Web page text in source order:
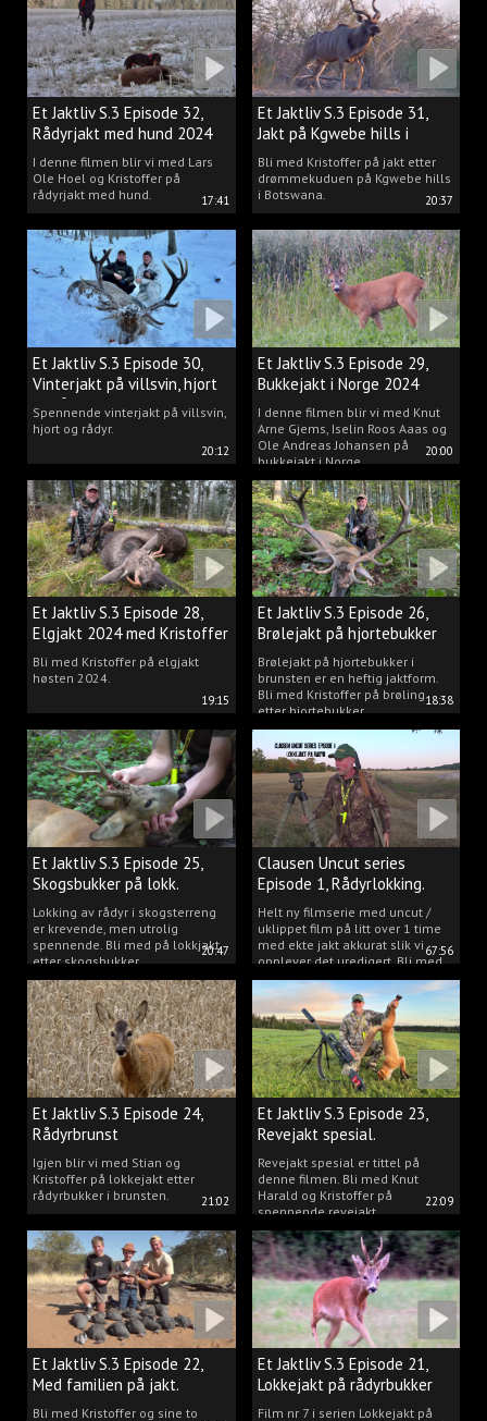
17:41
Et Jaktliv S.3 Episode 32,
Rådyrjakt med hund 2024
I denne filmen blir vi med Lars
Ole Hoel og Kristoffer på
rådyrjakt med hund.
20:37
Et Jaktliv S.3 Episode 31,
Jakt på Kgwebe hills i
Botswana
Bli med Kristoffer på jakt etter
drømmekuduen på Kgwebe hills
i Botswana.
20:12
Et Jaktliv S.3 Episode 30,
Vinterjakt på villsvin, hjort
og rådyr.
Spennende vinterjakt på villsvin,
hjort og rådyr.
20:00
Et Jaktliv S.3 Episode 29,
Bukkejakt i Norge 2024
I denne filmen blir vi med Knut
Arne Gjems, Iselin Roos Aaas og
Ole Andreas Johansen på
bukkejakt i Norge.
19:15
Et Jaktliv S.3 Episode 28,
Elgjakt 2024 med Kristoffer
Clausen
Bli med Kristoffer på elgjakt
høsten 2024.
18:38
Et Jaktliv S.3 Episode 26,
Brølejakt på hjortebukker
med Kristoffer Clausen
Brølejakt på hjortebukker i
brunsten er en heftig jaktform.
Bli med Kristoffer på brøling
etter hjortebukker.
20:47
Et Jaktliv S.3 Episode 25,
Skogsbukker på lokk.
Lokking av rådyr i skogsterreng
er krevende, men utrolig
spennende. Bli med på lokkjakt
etter skogsbukker.
67:56
Clausen Uncut series
Episode 1, Rådyrlokking.
Helt ny filmserie med uncut /
uklippet film på litt over 1 time
med ekte jakt akkurat slik vi
opplever det uredigert. Bli med
Kristoffer og opplev akkurat det
vi gjør når vi er ute og lokker
rådyr.
21:02
Et Jaktliv S.3 Episode 24,
Rådyrbrunst
Igjen blir vi med Stian og
Kristoffer på lokkejakt etter
rådyrbukker i brunsten.
22:09
Et Jaktliv S.3 Episode 23,
Revejakt spesial.
Revejakt spesial er tittel på
denne filmen. Bli med Knut
Harald og Kristoffer på
spennende revejakt.
Et Jaktliv S.3 Episode 22,
Med familien på jakt.
Bli med Kristoffer og sine to
Et Jaktliv S.3 Episode 21,
Lokkejakt på rådyrbukker
med Stian og Kristoffer
Film nr 7 i serien Lokkejakt på